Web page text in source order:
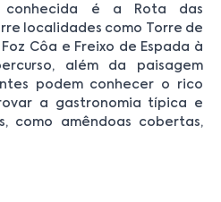
conhecida é a Rota das
localidades como Torre de
Côa e Freixo de Espada à
além da paisagem
podem conhecer o rico
a gastronomia típica e
como amêndoas cobertas,